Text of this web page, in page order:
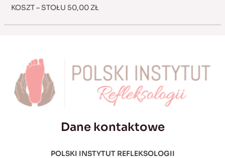
KOSZT – STOŁU 50,00 ZŁ
Dane kontaktowe
POLSKI INSTYTUT REFLEKSOLOGII